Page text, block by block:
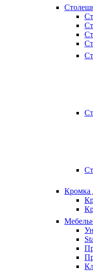
Кромка